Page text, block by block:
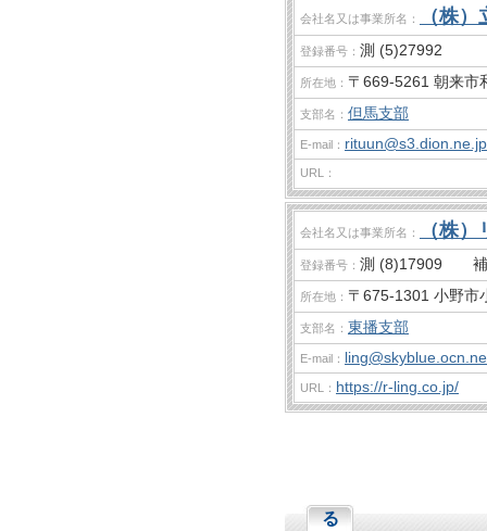
会社名又は事業所名： （株）
登録番号： 測 (5)27992
所在地： 〒669-5261 朝来市
支部名： 但馬支部
E-mail： rituun@s3.dion.ne.jp
URL：
会社名又は事業所名： （株
登録番号： 測 (8)17909
所在地： 〒675-1301 小野市
支部名： 東播支部
E-mail：
URL： https://r-ling.co.jp/
る